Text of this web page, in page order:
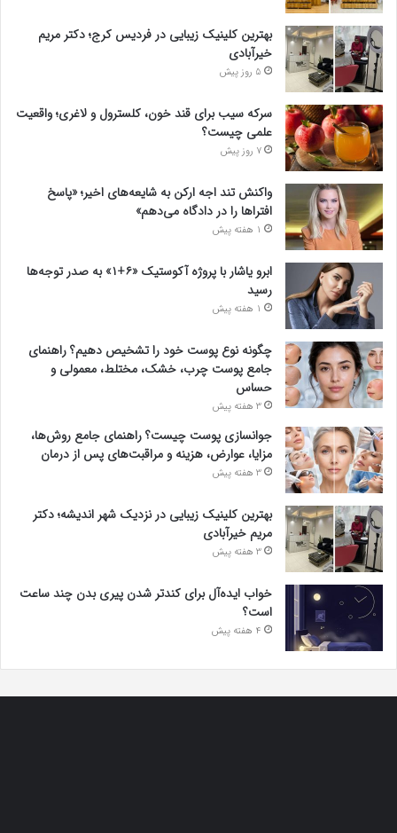
بهترین کلینیک زیبایی در فردیس کرج؛ دکتر مریم
خیرآبادی
5 روز پیش
سرکه سیب برای قند خون، کلسترول و لاغری؛ واقعیت
علمی چیست؟
7 روز پیش
واکنش تند اجه ارکن به شایعه‌های اخیر؛ «پاسخ
افتراها را در دادگاه می‌دهم»
1 هفته پیش
ابرو یاشار با پروژه آکوستیک «۶+۱» به صدر توجه‌ها
رسید
1 هفته پیش
چگونه نوع پوست خود را تشخیص دهیم؟ راهنمای
جامع پوست چرب، خشک، مختلط، معمولی و
حساس
3 هفته پیش
جوانسازی پوست چیست؟ راهنمای جامع روش‌ها،
مزایا، عوارض، هزینه و مراقبت‌های پس از درمان
3 هفته پیش
بهترین کلینیک زیبایی در نزدیک شهر اندیشه؛ دکتر
مریم خیرآبادی
3 هفته پیش
خواب ایده‌آل برای کندتر شدن پیری بدن چند ساعت
است؟
4 هفته پیش